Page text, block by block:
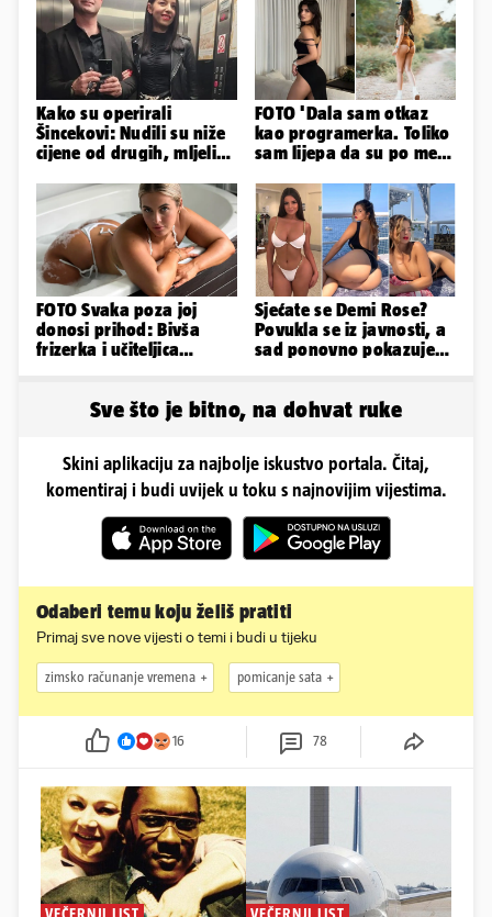
Kako su operirali
Šincekovi: Nudili su niže
cijene od drugih, mljeli
FOTO 'Dala sam otkaz
kao programerka. Toliko
sam lijepa da su po meni
FOTO Svaka poza joj
donosi prihod: Bivša
frizerka i učiteljica
Sjećate se Demi Rose?
Povukla se iz javnosti, a
sad ponovno pokazuje
Sve što je bitno, na dohvat ruke
Skini aplikaciju za najbolje iskustvo portala. Čitaj,
komentiraj i budi uvijek u toku s najnovijim vijestima.
Odaberi temu koju želiš pratiti
Primaj sve nove vijesti o temi i budi u tijeku
zimsko računanje vremena pomicanje sata
16 78